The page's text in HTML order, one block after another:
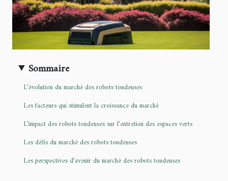
Sommaire
L’évolution du marché des robots tondeuses
Les facteurs qui stimulent la croissance du marché
L’impact des robots tondeuses sur l’entretien des espaces verts
Les défis du marché des robots tondeuses
Les perspectives d’avenir du marché des robots tondeuses